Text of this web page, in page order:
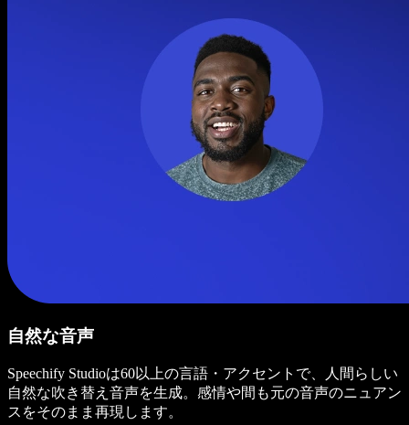
自然な音声
Speechify Studioは60以上の言語・アクセントで、人間らしい
自然な吹き替え音声を生成。感情や間も元の音声のニュアン
スをそのまま再現します。